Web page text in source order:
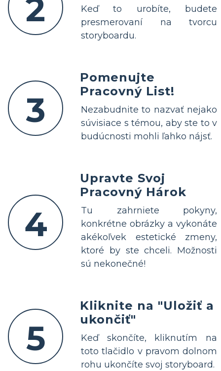
2
Keď to urobíte, budete
presmerovaní na tvorcu
storyboardu.
3
Pomenujte
Pracovný List!
Nezabudnite to nazvať nejako
súvisiace s témou, aby ste to v
budúcnosti mohli ľahko nájsť.
4
Upravte Svoj
Pracovný Hárok
Tu zahrniete pokyny,
konkrétne obrázky a vykonáte
akékoľvek estetické zmeny,
ktoré by ste chceli. Možnosti
sú nekonečné!
5
Kliknite na "Uložiť a
ukončiť"
Keď skončíte, kliknutím na
toto tlačidlo v pravom dolnom
rohu ukončíte svoj storyboard.